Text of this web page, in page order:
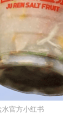
官方小红书